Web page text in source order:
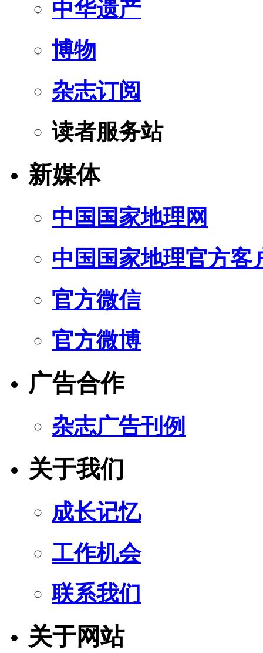
中华遗产
博物
杂志订阅
读者服务站
新媒体
中国国家地理网
中国国家地理官方客
官方微信
官方微博
广告合作
杂志广告刊例
关于我们
成长记忆
工作机会
联系我们
关于网站